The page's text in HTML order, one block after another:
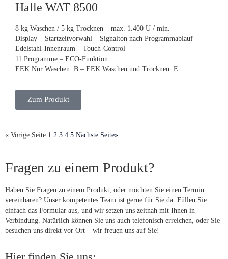
Halle WAT 8500
8 kg Waschen / 5 kg Trocknen – max. 1.400 U / min.
Display – Startzeitvorwahl – Signalton nach Programmablauf
Edelstahl-Innenraum – Touch-Control
11 Programme – ECO-Funktion
EEK Nur Waschen: B – EEK Waschen und Trocknen: E
Zum Produkt
« Vorige Seite 1 2 3 4 5 Nächste Seite»
Fragen zu einem Produkt?
Haben Sie Fragen zu einem Produkt, oder möchten Sie einen Termin
vereinbaren? Unser kompetentes Team ist gerne für Sie da. Füllen Sie
einfach das Formular aus, und wir setzen uns zeitnah mit Ihnen in
Verbindung. Natürlich können Sie uns auch telefonisch erreichen, oder Sie
besuchen uns direkt vor Ort – wir freuen uns auf Sie!